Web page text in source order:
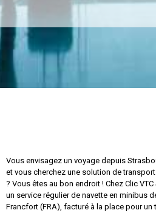
Vous envisagez un voyage depuis
et vous cherchez une solution de
? Vous êtes au bon endroit ! Chez Clic
un service régulier de navette en minibus
Francfort (FRA), facturé à la place pour